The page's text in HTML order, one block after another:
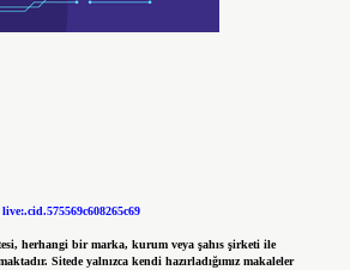
herhangi bir marka, kurum veya şahıs şirketi ile
Sitede yalnızca kendi hazırladığımız makaleler